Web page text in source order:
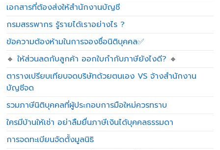
เอกสารที่ต้องส่งให้สำนักงานบัญชี
กรมสรรพากร รู้รายได้เราอย่างไร ?
ข้อความต้องห้ามในการจองชื่อนิติบุคคล✅
🔸 ให้ส่วนลดกับลูกค้า ออกใบกำกับภาษียังไงดี? 🔸
ตารางเปรียบเทียบจดบริษัทด้วยตนเอง VS จ้างสำนักงาน
บัญชีจด
รวมภาษีนิติบุคคลที่ผู้ประกอบการมือใหม่ควรทราบ
ใครมีบ้านให้เช่า อย่าลืมยื่นภาษีเงินได้บุคคลธรรมดา
การจดทะเบียนจัดตั้งมูลนิธิ